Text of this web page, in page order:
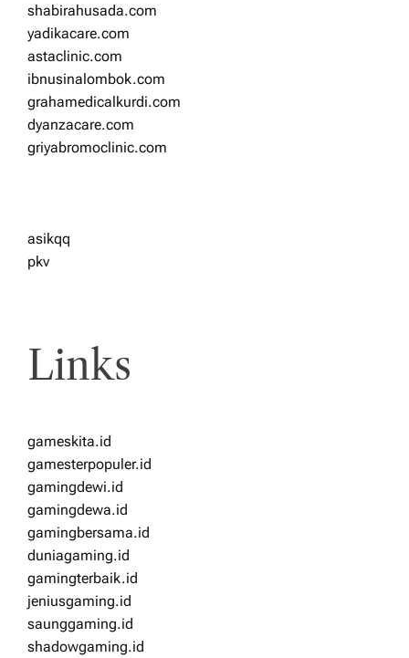
shabirahusada.com
yadikacare.com
astaclinic.com
ibnusinalombok.com
grahamedicalkurdi.com
dyanzacare.com
griyabromoclinic.com
asikqq
pkv
Links
gameskita.id
gamesterpopuler.id
gamingdewi.id
gamingdewa.id
gamingbersama.id
duniagaming.id
gamingterbaik.id
jeniusgaming.id
saunggaming.id
shadowgaming.id